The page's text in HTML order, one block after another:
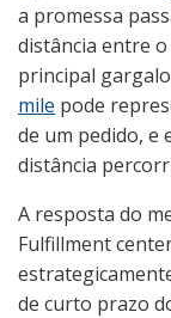
a promessa
distância entre
principal
mile pode
de um pedido, e
distância
A resposta do
Fulfillment
de curto prazo